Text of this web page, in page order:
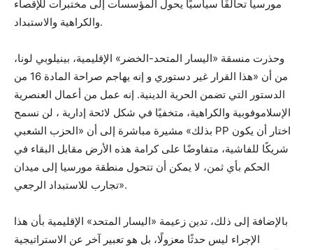
مورسيا تحالفًا سياسيًا يحول المؤسسات إلى مختبرات للإقصاء
والكراهية والاستبداد.
وحذرت منسقة «اليسار المتحد-الخضر» الإقليمية، بينيلوبي لونا،
من أن «هذا القرار غير دستوري و إنه يهاجم صراحة المادة 16 من
الدستور التي تضمن الحرية الدينية. إنه عمل من أعمال العنصرية
الإسلاموفوبية والكراهية، متخفيًا في شكل لائحة إدارية ، لن نسمح
بذلك» مشيرة مباشرة إلى أن «الحزب الشعبي PP اختار أن يكون
شريكًا للفاشية، متفاوضًا على كرامة هذه الأرض مقابل البقاء في
الحكم بأي ثمن، لا يمكن أن تتحول منطقة مورسيا إلى ميدان
تجارب للاستبداد الرجعي».
بالإضافة إلى ذلك، تدين زعيمة «اليسار المتحد» الإقليمية بأن هذا
الإجراء ليس حدثًا معزولًا، بل هو تعبير آخر عن الاستراتيجية